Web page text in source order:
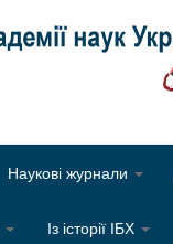
Наукові журнали
Із історії ІБХ